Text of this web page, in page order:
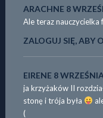
ARACHNE 8
Ale teraz nauczycielka
ZALOGUJ SIĘ, ABY
EIRENE 8
ja krzyżaków II
stonę i trója była
(